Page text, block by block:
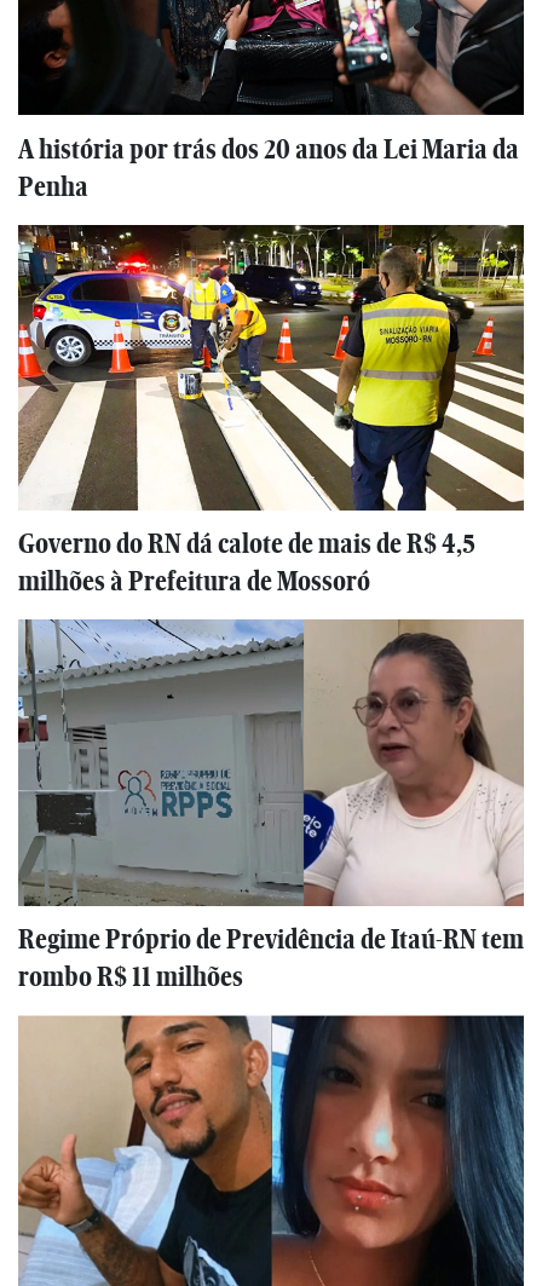
A história por trás dos 20 anos da Lei Maria da
Penha
Governo do RN dá calote de mais de R$ 4,5
milhões à Prefeitura de Mossoró
Regime Próprio de Previdência de Itaú-RN tem
rombo R$ 11 milhões